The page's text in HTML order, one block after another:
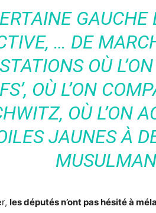
GAUCHE
… DE
OÙ
OÙ L’ON
OÙ L’ON
JAUNES À
les députés n’ont pas hésité à